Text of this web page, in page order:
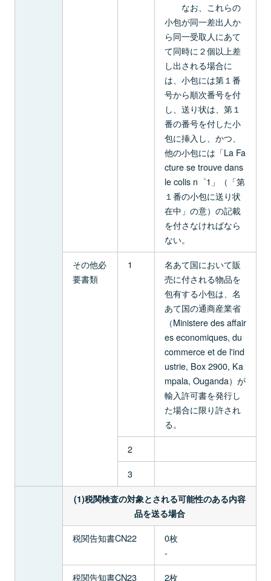
なお、これらの
小包が同一差出人か
ら同一受取人にあて
て同時に２個以上差
し出される場合に
は、小包には第１番
号から順次番号を付
し、送り状は、第１
番の番号を付した小
包に挿入し、かつ、
他の小包には「La Fa
cture se trouve dans
le colis n゜1」（「第
１番の小包に送り状
在中」の意）の記載
を付さなければなら
ない。
その他必
要書類
1
名あて国において販
売に付される物品を
包有する小包は、名
あて国の通商産業省
（Ministere des affair
es economiques, du
commerce et de l'ind
ustrie, Box 2900, Ka
mpala, Ouganda）が
輸入許可書を発行し
た場合に限り許され
る。
2
3
(1)税関検査の対象とされる可能性のある内容
品を送る場合
税関告知書CN22
0枚
-
税関告知書CN23
2枚